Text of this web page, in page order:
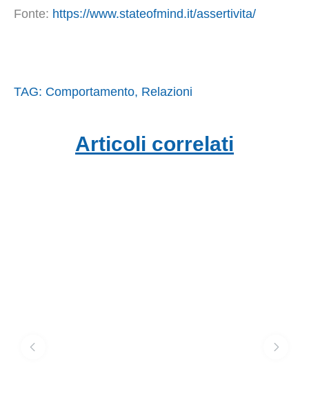
Fonte: https://www.stateofmind.it/assertivita/
TAG: Comportamento, Relazioni
Articoli correlati